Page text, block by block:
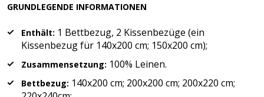
GRUNDLEGENDE INFORMATIONEN
Enthält: 1 Bettbezug, 2 Kissenbezüge (ein
Kissenbezug für 140x200 cm; 150x200 cm);
Zusammensetzung: 100% Leinen.
Bettbezug: 140x200 cm; 200x200 cm; 200x220 cm;